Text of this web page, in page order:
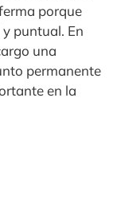
porque
puntual. En
una
permanente
en la